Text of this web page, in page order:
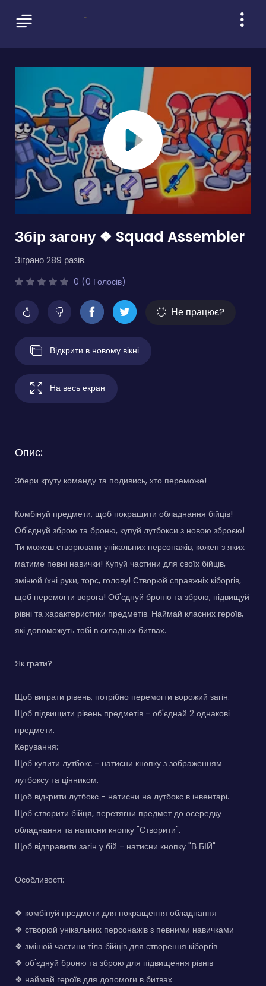
Збір загону ❖ Squad Assembler
Зіграно 289 разів.
0 (0 Голосів)
Не працює?
Відкрити в новому вікні
На весь екран
Опис:
Збери круту команду та подивись, хто переможе!
Комбінуй предмети, щоб покращити обладнання бійців!
Об'єднуй зброю та броню, купуй лутбокси з новою зброєю!
Ти можеш створювати унікальних персонажів, кожен з яких
матиме певні навички! Купуй частини для своїх бійців,
змінюй їхні руки, торс, голову! Створюй справжніх кіборгів,
щоб перемогти ворога! Об'єднуй броню та зброю, підвищуй
рівні та характеристики предметів. Наймай класних героїв,
які допоможуть тобі в складних битвах.
Як грати?
Щоб виграти рівень, потрібно перемогти ворожий загін.
Щоб підвищити рівень предметів - об'єднай 2 однакові
предмети.
Керування:
Щоб купити лутбокс - натисни кнопку з зображенням
лутбоксу та цінником.
Щоб відкрити лутбокс - натисни на лутбокс в інвентарі.
Щоб створити бійця, перетягни предмет до осередку
обладнання та натисни кнопку "Створити".
Щоб відправити загін у бій - натисни кнопку "В БІЙ"
Особливості:
❖ комбінуй предмети для покращення обладнання
❖ створюй унікальних персонажів з певними навичками
❖ змінюй частини тіла бійців для створення кіборгів
❖ об'єднуй броню та зброю для підвищення рівнів
❖ наймай героїв для допомоги в битвах